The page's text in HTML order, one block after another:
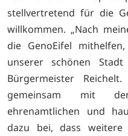
stellvertretend für die
willkommen. „Nach
die GenoEifel
unserer schönen
Bürgermeister
gemeinsam mit
ehrenamtlichen und
dazu bei, dass